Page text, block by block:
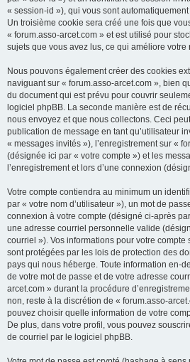
« session-id »), qui vous sont
Un troisième cookie sera créé une fois que
« forum.asso-arcet.com » et est utilisé pour
sujets que vous avez lus, ce qui améliore votre
Nous pouvons également créer des cookies
naviguant sur « forum.asso-arcet.com », bien
du document qui est prévu pour couvrir
logiciel phpBB. La seconde manière est de
nous envoyez et que nous collectons. Ceci
publication de message en tant qu’utilisateur
« messages invités »), l’enregistrement sur «
(désignée ici par « votre compte ») et les
l’enregistrement et lors d’une connexion
Votre compte contiendra au minimum un
par « votre nom d’utilisateur »), un mot de
connexion à votre compte (désigné ci-après
une adresse courriel personnelle valide
courriel »). Vos informations pour votre compte
sont protégées par les lois de protection des
pays qui nous héberge. Toute information en-
de votre mot de passe et de votre adresse
arcet.com » durant la procédure
non, reste à la discrétion de « forum.asso-
pouvez choisir quelle information de votre
De plus, dans votre profil, vous pouvez
de courriel par le logiciel phpBB.